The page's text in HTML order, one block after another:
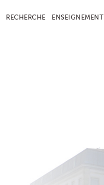
RECHERCHE ENSEIGNEMENT